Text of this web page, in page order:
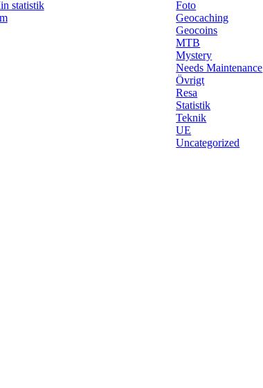
statistik
Foto
Geocaching
Geocoins
MTB
Mystery
Needs Maintenance
Övrigt
Resa
Statistik
Teknik
UE
Uncategorized